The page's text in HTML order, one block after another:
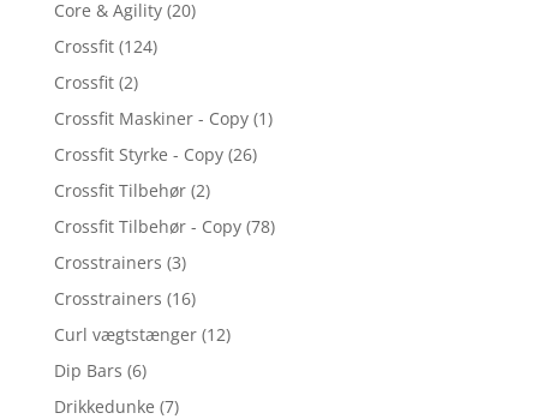
Core & Agility (20)
Crossfit (124)
Crossfit (2)
Crossfit Maskiner - Copy (1)
Crossfit Styrke - Copy (26)
Crossfit Tilbehør (2)
Crossfit Tilbehør - Copy (78)
Crosstrainers (3)
Crosstrainers (16)
Curl vægtstænger (12)
Dip Bars (6)
Drikkedunke (7)